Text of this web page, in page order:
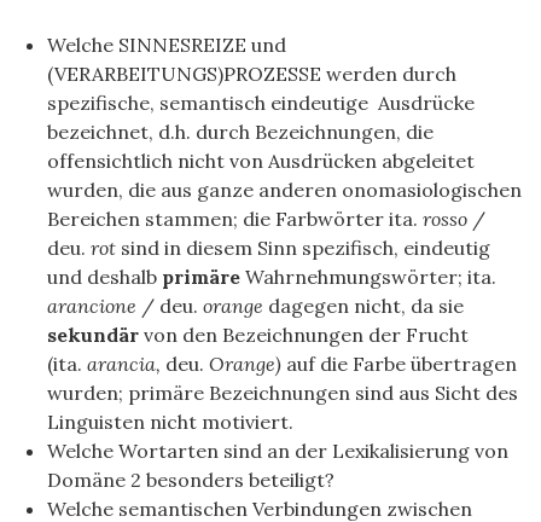
Welche SINNESREIZE und
(VERARBEITUNGS)PROZESSE werden durch
spezifische, semantisch eindeutige Ausdrücke
bezeichnet, d.h. durch Bezeichnungen, die
offensichtlich nicht von Ausdrücken abgeleitet
wurden, die aus ganze anderen onomasiologischen
Bereichen stammen; die Farbwörter ita. rosso /
deu. rot sind in diesem Sinn spezifisch, eindeutig
und deshalb primäre Wahrnehmungswörter; ita.
arancione / deu. orange dagegen nicht, da sie
sekundär von den Bezeichnungen der Frucht
(ita. arancia, deu. Orange) auf die Farbe übertragen
wurden; primäre Bezeichnungen sind aus Sicht des
Linguisten nicht motiviert.
Welche Wortarten sind an der Lexikalisierung von
Domäne 2 besonders beteiligt?
Welche semantischen Verbindungen zwischen